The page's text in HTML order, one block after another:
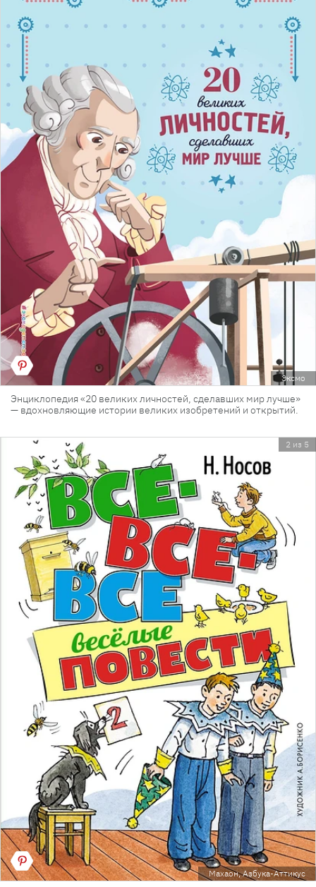
Эксмо
Энциклопедия «20 великих личностей, сделавших мир лучше»
— вдохновляющие истории великих изобретений и открытий.
2 из 5
Махаон, Азбука-Аттикус